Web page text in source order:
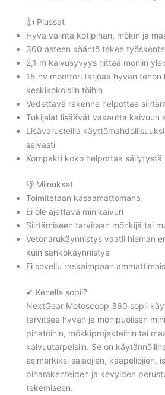
👍 Plussat
Hyvä valinta kotipihan, mökin ja
360 asteen kääntö tekee
2,1 m kaivusyvyys riittää moniin
15 hv moottori tarjoaa hyvän tehon
keskikokoisiin töihin
Vedettävä rakenne helpottaa
Tukijalat lisäävät vakautta kaivuun
Lisävarusteilla
selvästi
Kompakti koko helpottaa säilytystä
👎 Miinukset
Toimitetaan kasaamattomana
Ei ole ajettava minikaivuri
Siirtämiseen tarvitaan mönkijä tai
Vetonarukäynnistys vaatii hieman
kuin sähkökäynnistys
Ei sovellu raskaimpaan
✔ Kenelle sopii?
NextGear Motoscoop 360 sopii
tarvitsee hyvän ja monipuolisen
pihatöihin, mökkiprojekteihin tai
kaivuutarpeisiin. Se on
esimerkiksi salaojien, kaapeliojien,
piharakenteiden ja kevyiden
tekemiseen.